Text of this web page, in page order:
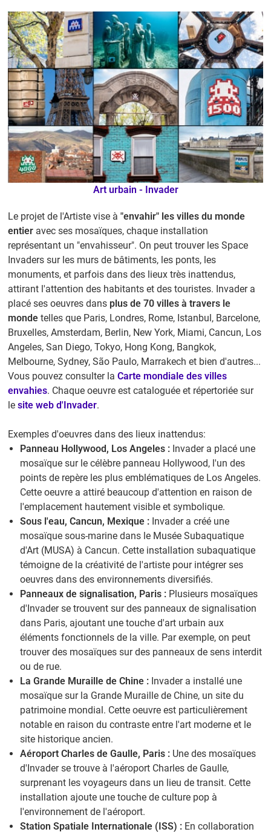
Art urbain - Invader
Le projet de l'Artiste vise à"envahir" les villes du monde
entier avec ses mosaïques, chaque installation
représentant un "envahisseur". On peut trouver les Space
Invaders sur les murs de bâtiments, les ponts, les
monuments, et parfois dans des lieux très inattendus,
attirant l'attention des habitants et des touristes. Invader a
placé ses oeuvres dans plus de 70 villes à travers le
monde telles que Paris, Londres, Rome, Istanbul, Barcelone,
Bruxelles, Amsterdam, Berlin, New York, Miami, Cancun, Los
Angeles, San Diego, Tokyo, Hong Kong, Bangkok,
Melbourne, Sydney, São Paulo, Marrakech et bien d'autres...
Vous pouvez consulter laCarte mondiale des villes
envahies. Chaque oeuvre est cataloguée et répertoriée sur
lesite web d'Invader.
Exemples d'oeuvres dans des lieux inattendus:
Panneau Hollywood, Los Angeles : Invader a placé une
mosaïque sur le célèbre panneau Hollywood, l'un des
points de repère les plus emblématiques de Los Angeles.
Cette oeuvre a attiré beaucoup d'attention en raison de
l'emplacement hautement visible et symbolique.
Sous l'eau, Cancun, Mexique : Invader a créé une
mosaïque sous-marine dans le Musée Subaquatique
d'Art (MUSA) à Cancun. Cette installation subaquatique
témoigne de la créativité de l'artiste pour intégrer ses
oeuvres dans des environnements diversifiés.
Panneaux de signalisation, Paris : Plusieurs mosaïques
d'Invader se trouvent sur des panneaux de signalisation
dans Paris, ajoutant une touche d'art urbain aux
éléments fonctionnels de la ville. Par exemple, on peut
trouver des mosaïques sur des panneaux de sens interdit
ou de rue.
La Grande Muraille de Chine : Invader a installé une
mosaïque sur la Grande Muraille de Chine, un site du
patrimoine mondial. Cette oeuvre est particulièrement
notable en raison du contraste entre l'art moderne et le
site historique ancien.
Aéroport Charles de Gaulle, Paris : Une des mosaïques
d'Invader se trouve à l'aéroport Charles de Gaulle,
surprenant les voyageurs dans un lieu de transit. Cette
installation ajoute une touche de culture pop à
l'environnement de l'aéroport.
Station Spatiale Internationale (ISS) : En collaboration